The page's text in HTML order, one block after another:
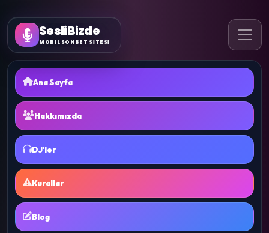
SesliBizde
MOBİL SOHBET SİTESİ
Ana Sayfa
Hakkımızda
DJ'ler
Kurallar
Blog